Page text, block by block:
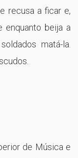
recusa a ficar e,
enquanto beija a
matá-la.
de Música e